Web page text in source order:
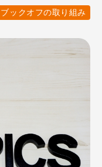
ブックオフの取り組み